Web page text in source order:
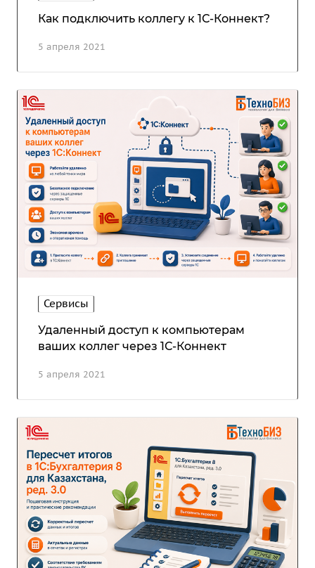
5 апреля 2021
Как подключить коллегу к 1С-Коннект?
Сервисы
5 апреля 2021
Удаленный доступ к компьютерам
ваших коллег через 1С-Коннект